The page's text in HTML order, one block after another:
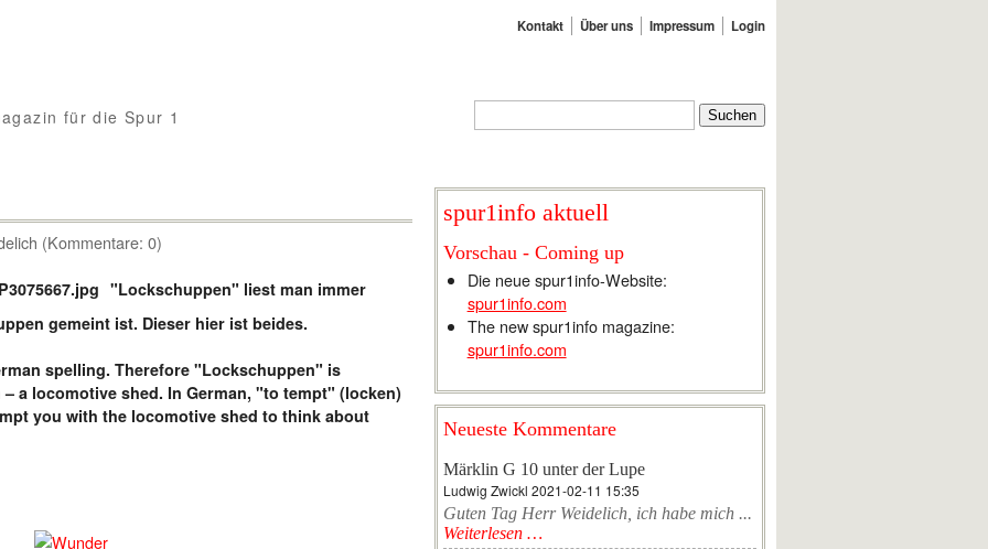
Kontakt Über uns Impressum Login
für die Spur 1
(Kommentare: 0)
"Lockschuppen" liest man immer
gemeint ist. Dieser hier ist beides.
spelling. Therefore "Lockschuppen" is
a locomotive shed. In German, "to tempt" (locken)
you with the locomotive shed to think about
spur1info aktuell
Vorschau - Coming up
Die neue spur1info-Website:
spur1info.com
The new spur1info magazine:
spur1info.com
Neueste Kommentare
Märklin G 10 unter der Lupe
Ludwig Zwickl 2021-02-11 15:35
Guten Tag Herr Weidelich, ich habe mich ...
Weiterlesen …